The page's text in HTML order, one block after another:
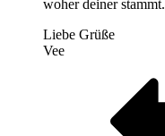
woher deiner stammt.
Liebe Grüße
Vee